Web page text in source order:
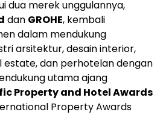
dua merek unggulannya,
dan GROHE, kembali
dalam mendukung
arsitektur, desain interior,
estate, dan perhotelan dengan
utama ajang
Property and Hotel Awards
Property Awards